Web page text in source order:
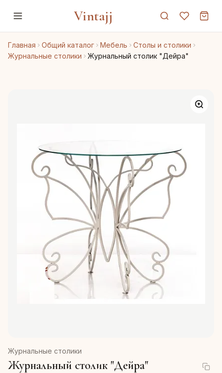
Vintajj
Главная Общий каталог Мебель
Столы и столики
Журнальные столики
Журнальный столик "Дейра"
Журнальные столики
Журнальный столик "Дейра"